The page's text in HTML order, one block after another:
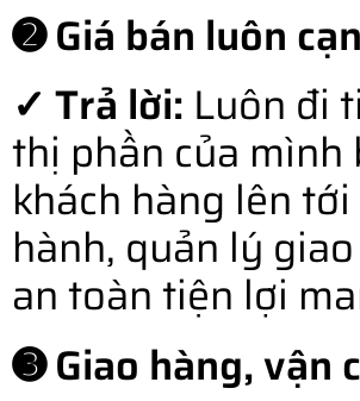
➋ Giá bán luôn
✓ Trả lời: Luôn đi
thị phần của
khách hàng lên
hành, quản lý
an toàn tiện lợi
➌ Giao hàng, vận